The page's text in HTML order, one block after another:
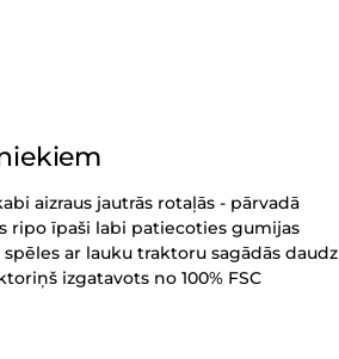
aizraus jautrās rotaļās - pārvadā
ripo īpaši labi patiecoties gumijas
ar lauku traktoru sagādās daudz
izgatavots no 100% FSC